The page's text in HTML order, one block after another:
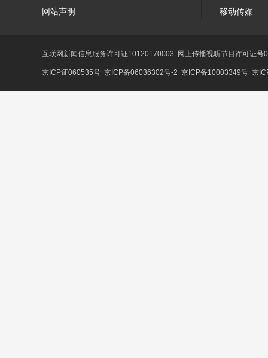
网站声明
移动传媒
互联网新闻信息服务许可证10120170003 网上传播视听节目许可证
京ICP证060535号 京ICP备06036302号-2 京ICP备10003349号 京